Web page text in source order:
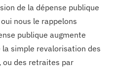
de la dépense publique
nous le rappelons
publique augmente
simple revalorisation des
ou des retraites par